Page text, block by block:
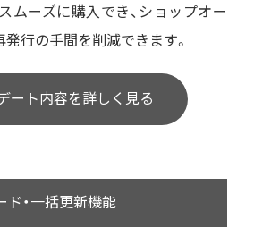
ムーズに購入でき、ショップオー
行の手間を削減できます。
ート内容を詳しく見る
ド・一括更新機能